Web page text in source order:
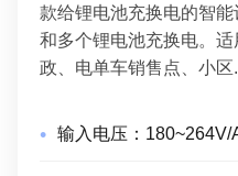
款给锂电池充换电的智
和多个锂电池充换电。
政、电单车销售点、小区
输入电压： 180~264V/